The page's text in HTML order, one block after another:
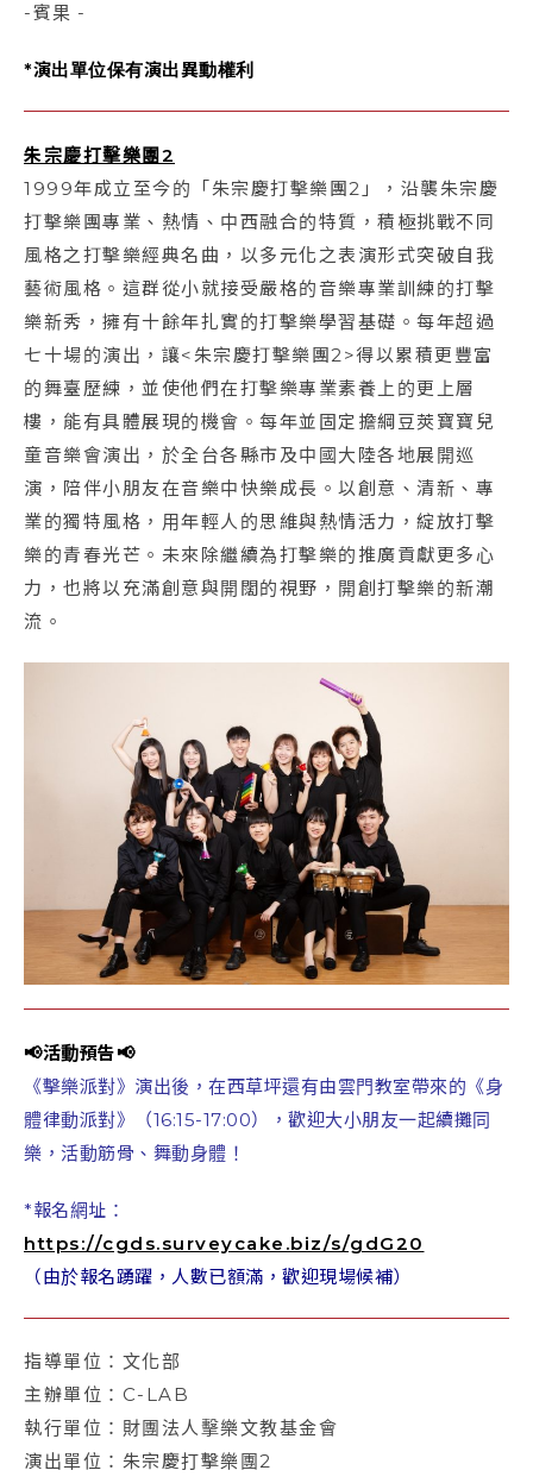
-賓果 -
*演出單位保有演出異動權利
朱宗慶打擊樂團2
1999年成立至今的「朱宗慶打擊樂團2」，沿襲朱宗慶
打擊樂團專業、熱情、中西融合的特質，積極挑戰不同
風格之打擊樂經典名曲，以多元化之表演形式突破自我
藝術風格。這群從小就接受嚴格的音樂專業訓練的打擊
樂新秀，擁有十餘年扎實的打擊樂學習基礎。每年超過
七十場的演出，讓<朱宗慶打擊樂團2>得以累積更豐富
的舞臺歷練，並使他們在打擊樂專業素養上的更上層
樓，能有具體展現的機會。每年並固定擔綱豆莢寶寶兒
童音樂會演出，於全台各縣市及中國大陸各地展開巡
演，陪伴小朋友在音樂中快樂成長。以創意、清新、專
業的獨特風格，用年輕人的思維與熱情活力，綻放打擊
樂的青春光芒。未來除繼續為打擊樂的推廣貢獻更多心
力，也將以充滿創意與開闊的視野，開創打擊樂的新潮
流。
📢活動預告📢
《擊樂派對》演出後，在西草坪還有由雲門教室帶來的《身
體律動派對》（16:15-17:00），歡迎大小朋友一起續攤同
樂，活動筋骨、舞動身體！
*報名網址：
https://cgds.surveycake.biz/s/gdG20
（由於報名踴躍，人數已額滿，歡迎現場候補）
指導單位：文化部
主辦單位：C-LAB
執行單位：財團法人擊樂文教基金會
演出單位：朱宗慶打擊樂團2